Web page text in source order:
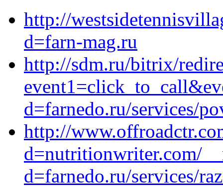
http://
d=farn-mag.ru
http://sdm.ru/bitrix/
d=farnedo.ru/services/
http://
d=nutritionwriter.com/
d=farnedo.ru/services/